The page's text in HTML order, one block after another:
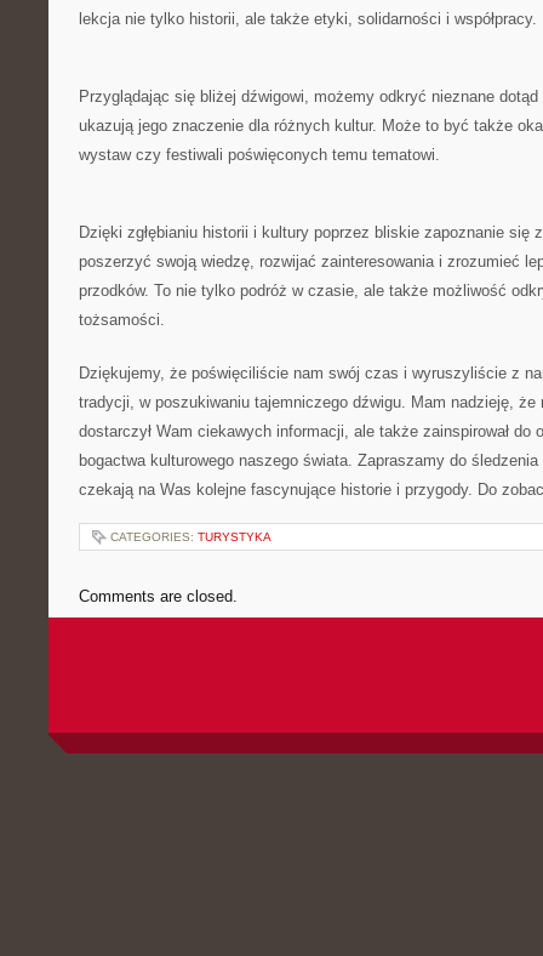
lekcja ⁢nie tylko historii, ale​ także etyki, solidarności i współpracy.
Przyglądając się bliżej⁢ dźwigowi,⁤ możemy odkryć⁢ nieznane
ukazują‌ jego znaczenie ‍dla różnych kultur. ​Może ⁣to być także
wystaw czy festiwali poświęconych temu tematowi.
Dzięki zgłębianiu historii i kultury poprzez bliskie zapoznanie się
poszerzyć swoją wiedzę, rozwijać ​zainteresowania i zrozumieć
przodków. To nie tylko podróż w czasie, ale także możliwość
tożsamości.
Dziękujemy, że‌ poświęciliście nam swój czas i wyruszyliście z
tradycji, w poszukiwaniu tajemniczego dźwigu.‌ Mam nadzieję, że
dostarczył Wam ciekawych informacji, ‌ale także zainspirował do
bogactwa kulturowego naszego ⁣świata.​ Zapraszamy do
czekają na‍ Was kolejne fascynujące historie i przygody. ‌Do
CATEGORIES: TURYSTYKA
Comments are closed.